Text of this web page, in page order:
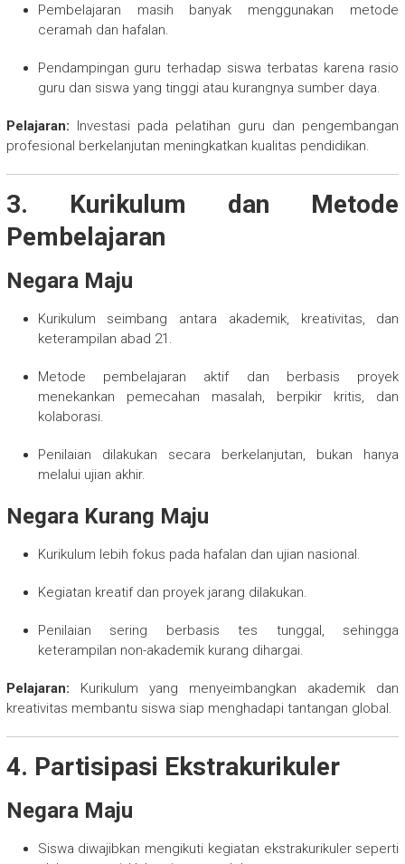
Pembelajaran masih banyak menggunakan metode
ceramah dan hafalan.
Pendampingan guru terhadap siswa terbatas karena rasio
guru dan siswa yang tinggi atau kurangnya sumber daya.
Pelajaran: Investasi pada pelatihan guru dan pengembangan
profesional berkelanjutan meningkatkan kualitas pendidikan.
3. Kurikulum dan Metode
Pembelajaran
Negara Maju
Kurikulum seimbang antara akademik, kreativitas, dan
keterampilan abad 21.
Metode pembelajaran aktif dan berbasis proyek
menekankan pemecahan masalah, berpikir kritis, dan
kolaborasi.
Penilaian dilakukan secara berkelanjutan, bukan hanya
melalui ujian akhir.
Negara Kurang Maju
Kurikulum lebih fokus pada hafalan dan ujian nasional.
Kegiatan kreatif dan proyek jarang dilakukan.
Penilaian sering berbasis tes tunggal, sehingga
keterampilan non-akademik kurang dihargai.
Pelajaran: Kurikulum yang menyeimbangkan akademik dan
kreativitas membantu siswa siap menghadapi tantangan global.
4. Partisipasi Ekstrakurikuler
Negara Maju
Siswa diwajibkan mengikuti kegiatan ekstrakurikuler seperti